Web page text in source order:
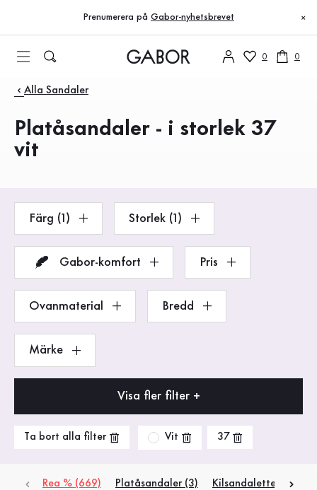
Till innehållsförteckning
Till huvudnavigation
Prenumerera på Gabor-nyhetsbrevet ×
0 0
Produkter
Alla Sandaler
Platåsandaler - i storlek 37
vit
Färg (1) Storlek (1)
Gabor-komfort Pris
Ovanmaterial Bredd
Märke
Visa fler filter +
Ta bort alla filter Vit 37
Rea % (669) Platåsandaler (3) Kilsandaletter (2)